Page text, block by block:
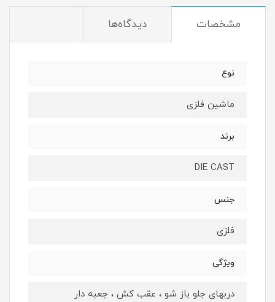
مشخصات دیدگاه‌ها
نوع
ماشین فلزی
برند
DIE CAST
جنس
فلزی
ویژگی
دربهای جلو باز شو ، عقب کش ، جعبه دار